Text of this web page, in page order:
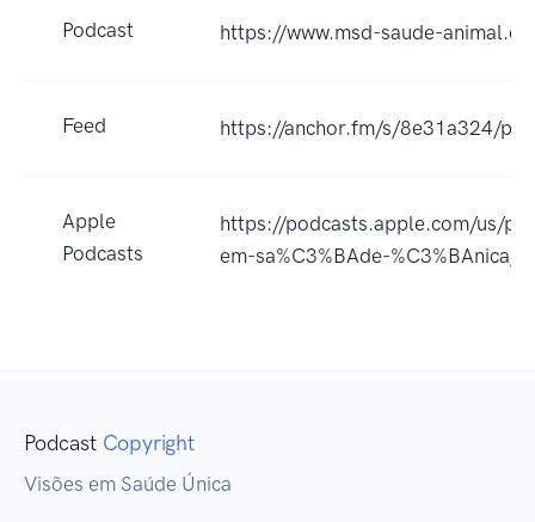
Podcast https://www.msd-saude-
Feed https://anchor.fm/s/8e31a324/
Apple
Podcasts
https://podcasts.apple.com/us/
em-sa%C3%BAde-
Podcast Copyright
Visões em Saúde Única